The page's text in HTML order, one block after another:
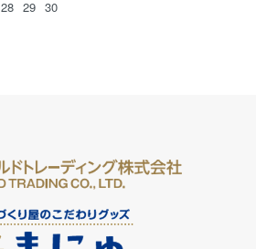
28 29 30